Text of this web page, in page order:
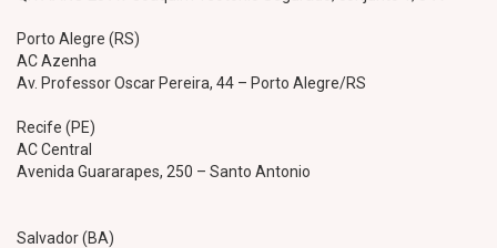
Porto Alegre (RS)
AC Azenha
Av. Professor Oscar Pereira, 44 – Porto Alegre/RS
Recife (PE)
AC Central
Avenida Guararapes, 250 – Santo Antonio
Salvador (BA)